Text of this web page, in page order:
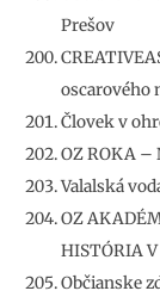
Prešov
oscarového
Človek v
OZ ROKA –
Valalská
OZ
HISTÓRIA
Občianske